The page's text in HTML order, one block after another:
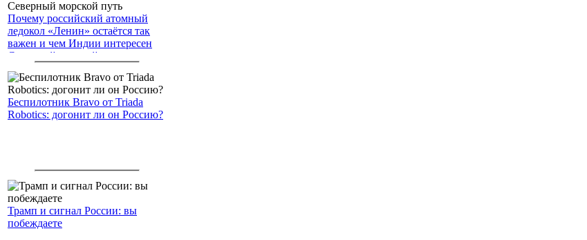
Почему российский атомный
ледокол «Ленин» остаётся так
важен и чем Индии интересен
Северный морской путь
Беспилотник Bravo от Triada
Robotics: догонит ли он Россию?
Трамп и сигнал России: вы
побеждаете